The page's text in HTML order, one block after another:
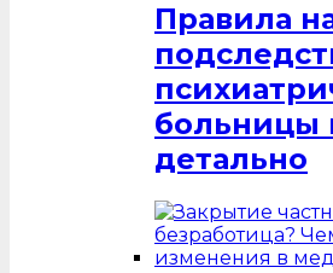
Правила
больницы
детально